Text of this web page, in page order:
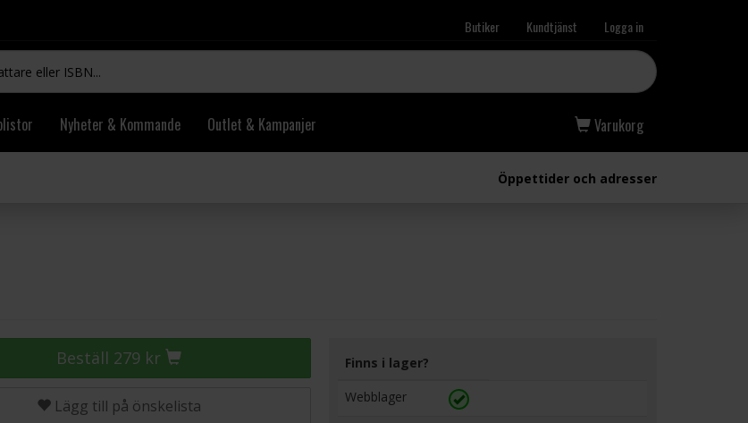
Butiker Kundtjänst Logga in
Nyheter & Kommande Outlet & Kampanjer Varukorg
Öppettider och adresser
Beställ 279 kr
Lägg till på önskelista
Finns i lager?
Webblager